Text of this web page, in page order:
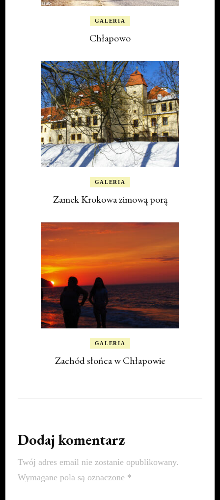
GALERIA
Chłapowo
GALERIA
Zamek Krokowa zimową porą
GALERIA
Zachód słońca w Chłapowie
Dodaj komentarz
Twój adres email nie zostanie opublikowany.
Wymagane pola są oznaczone *